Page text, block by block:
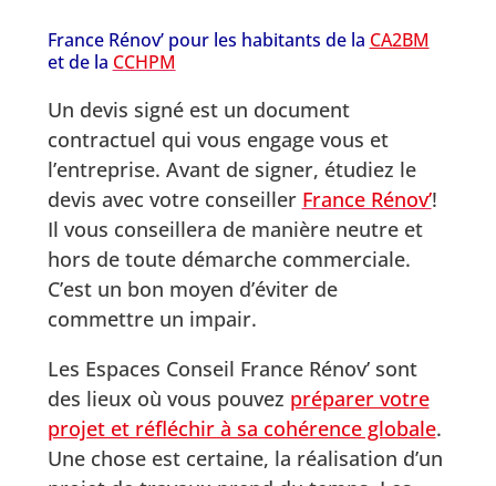
France Rénov’ pour les habitants de la CA2BM
et de la CCHPM
Un devis signé est un document
contractuel qui vous engage vous et
l’entreprise. Avant de signer, étudiez le
devis avec votre conseiller France Rénov’!
Il vous conseillera de manière neutre et
hors de toute démarche commerciale.
C’est un bon moyen d’éviter de
commettre un impair.
Les Espaces Conseil France Rénov’ sont
des lieux où vous pouvez préparer votre
projet et réfléchir à sa cohérence globale.
Une chose est certaine, la réalisation d’un